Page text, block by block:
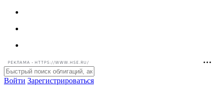
РЕКЛАМА • HTTPS://WWW.HSE.RU/